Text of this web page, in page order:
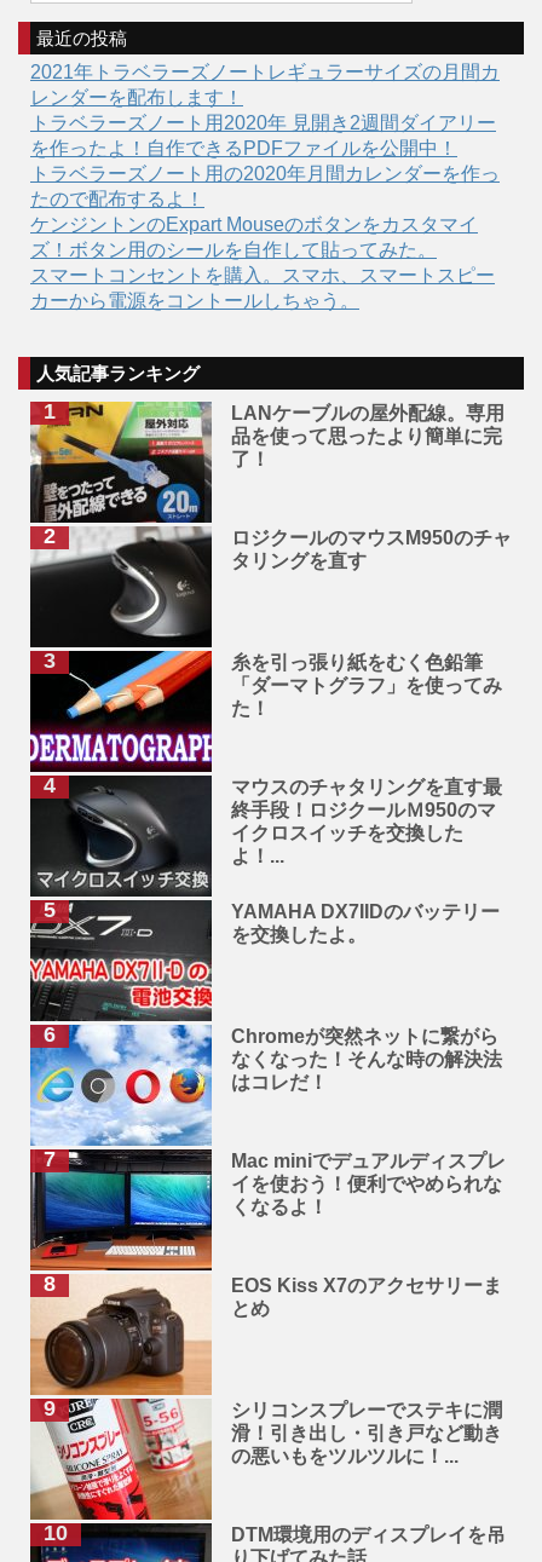
最近の投稿
2021年トラベラーズノートレギュラーサイズの月間カ
レンダーを配布します！
トラベラーズノート用2020年 見開き2週間ダイアリー
を作ったよ！自作できるPDFファイルを公開中！
トラベラーズノート用の2020年月間カレンダーを作っ
たので配布するよ！
ケンジントンのExpart Mouseのボタンをカスタマイ
ズ！ボタン用のシールを自作して貼ってみた。
スマートコンセントを購入。スマホ、スマートスピー
カーから電源をコントールしちゃう。
人気記事ランキング
LANケーブルの屋外配線。専用
品を使って思ったより簡単に完
了！
ロジクールのマウスM950のチャ
タリングを直す
糸を引っ張り紙をむく色鉛筆
「ダーマトグラフ」を使ってみ
た！
マウスのチャタリングを直す最
終手段！ロジクールＭ950のマ
イクロスイッチを交換した
よ！...
YAMAHA DX7IIDのバッテリー
を交換したよ。
Chromeが突然ネットに繋がら
なくなった！そんな時の解決法
はコレだ！
Mac miniでデュアルディスプレ
イを使おう！便利でやめられな
くなるよ！
EOS Kiss X7のアクセサリーま
とめ
シリコンスプレーでステキに潤
滑！引き出し・引き戸など動き
の悪いもをツルツルに！...
DTM環境用のディスプレイを吊
り下げてみた話